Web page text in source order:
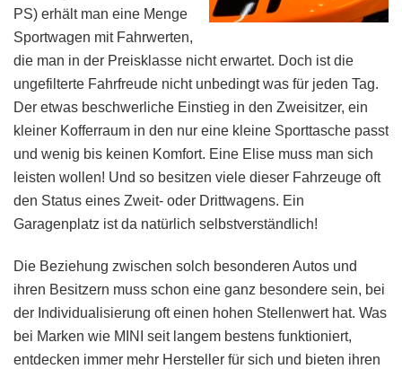
PS) erhält man eine Menge
Sportwagen mit Fahrwerten,
die man in der Preisklasse nicht erwartet. Doch ist die
ungefilterte Fahrfreude nicht unbedingt was für jeden Tag.
Der etwas beschwerliche Einstieg in den Zweisitzer, ein
kleiner Kofferraum in den nur eine kleine Sporttasche passt
und wenig bis keinen Komfort. Eine Elise muss man sich
leisten wollen! Und so besitzen viele dieser Fahrzeuge oft
den Status eines Zweit- oder Drittwagens. Ein
Garagenplatz ist da natürlich selbstverständlich!
Die Beziehung zwischen solch besonderen Autos und
ihren Besitzern muss schon eine ganz besondere sein, bei
der Individualisierung oft einen hohen Stellenwert hat. Was
bei Marken wie MINI seit langem bestens funktioniert,
entdecken immer mehr Hersteller für sich und bieten ihren